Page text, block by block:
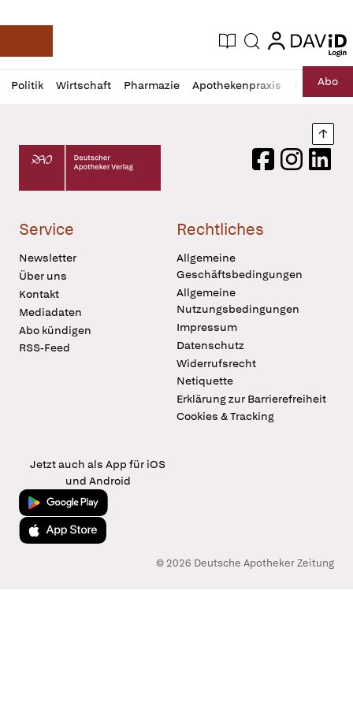
Deutsche Apotheker Zeitung
Aktuelle Ausgabe
Suche login
login
Politik Wirtschaft Pharmazie Apothekenpraxis RechtAbo
Profil
öffnen
Daz
Pur
Deutscher Apotheker Verlag Logo
FacebookInstagram
Service
Newsletter
Über uns
Kontakt
Mediadaten
Abo kündigen
RSS-Feed
Rechtliches
Allgemeine
Geschäftsbedingungen
Allgemeine
Nutzungsbedingungen
Impressum
Datenschutz
Widerrufsrecht
Netiquette
Erklärung zur Barrierefreiheit
Cookies & Tracking
Jetzt auch als App für iOS
und Android
Jetzt bei Google Play
Laden im App Store
© 2026 Deutsche Apotheker Zeitung